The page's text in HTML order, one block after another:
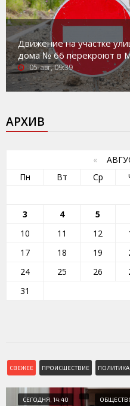
Движение на участке
дома № 66 перекроют в
05-авг, 09:39
АРХИВ
«
Пн
Вт Ср
3
4 5
10
11 12
17
18 19
24
25 26
31
СВЕЖЕЕ ПРОИСШЕСТВИЕ ПОЛИТИКА
СЕГОДНЯ, 14:40